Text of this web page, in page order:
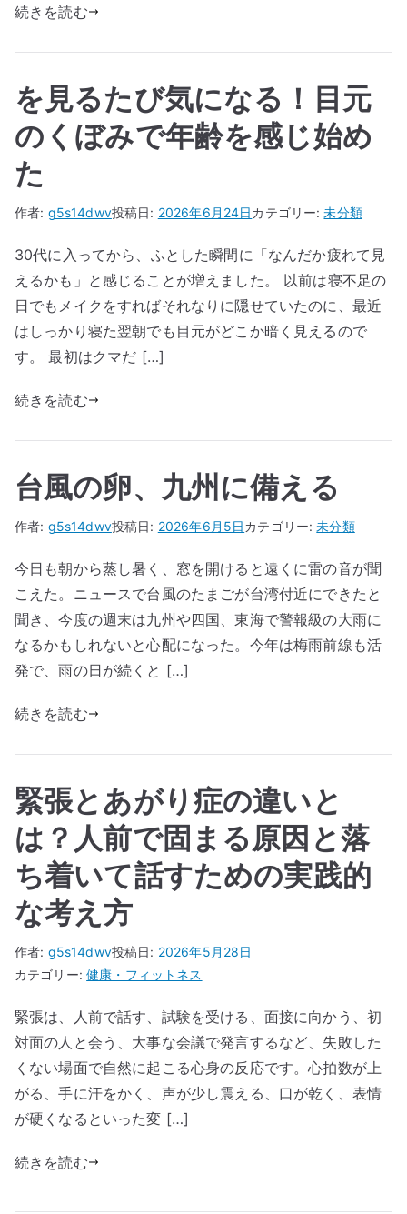
続きを読む
を見るたび気になる！目元
のくぼみで年齢を感じ始め
た
作者: g5s14dwv投稿日: 2026年6月24日カテゴリー:未分類
30代に入ってから、ふとした瞬間に「なんだか疲れて見
えるかも」と感じることが増えました。 以前は寝不足の
日でもメイクをすればそれなりに隠せていたのに、最近
はしっかり寝た翌朝でも目元がどこか暗く見えるので
す。 最初はクマだ […]
続きを読む
台風の卵、九州に備える
作者: g5s14dwv投稿日: 2026年6月5日カテゴリー:未分類
今日も朝から蒸し暑く、窓を開けると遠くに雷の音が聞
こえた。ニュースで台風のたまごが台湾付近にできたと
聞き、今度の週末は九州や四国、東海で警報級の大雨に
なるかもしれないと心配になった。今年は梅雨前線も活
発で、雨の日が続くと […]
続きを読む
緊張とあがり症の違いと
は？人前で固まる原因と落
ち着いて話すための実践的
な考え方
作者: g5s14dwv投稿日: 2026年5月28日
カテゴリー:健康・フィットネス
緊張は、人前で話す、試験を受ける、面接に向かう、初
対面の人と会う、大事な会議で発言するなど、失敗した
くない場面で自然に起こる心身の反応です。心拍数が上
がる、手に汗をかく、声が少し震える、口が乾く、表情
が硬くなるといった変 […]
続きを読む